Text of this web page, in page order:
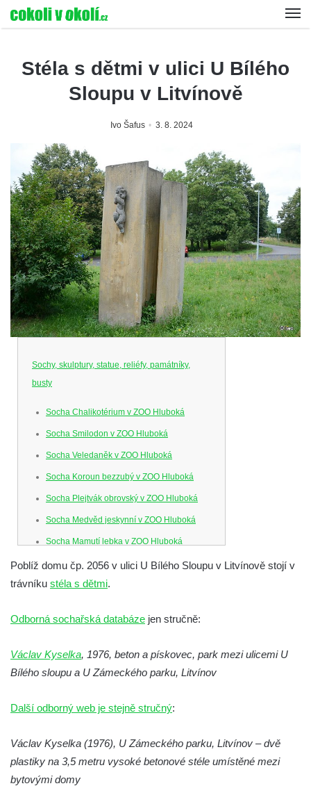
Stéla s dětmi v ulici U Bílého
Sloupu v Litvínově
Ivo Šafus 3. 8. 2024
Sochy, skulptury, statue, reliéfy, památníky,
busty
Socha Chalikotérium v ZOO Hluboká
Socha Smilodon v ZOO Hluboká
Socha Veledaněk v ZOO Hluboká
Socha Koroun bezzubý v ZOO Hluboká
Socha Plejtvák obrovský v ZOO Hluboká
Socha Medvěd jeskynní v ZOO Hluboká
Socha Mamutí lebka v ZOO Hluboká
Socha Mamut srstnatý v ZOO Hluboká
Socha Orel v ZOO Hluboká
Socha Přátelství v ZOO Hluboká
Socha Matka příroda v ZOO Hluboká
Socha Lišky v ZOO Hluboká
Socha Vlčice s mládětem v ZOO Hluboká
Socha Orlice v ZOO Hluboká
Socha Tygr v ZOO Hluboká
Poblíž domu čp. 2056 v ulici U Bílého Sloupu v Litvínově stojí v
trávníku stéla s dětmi.
Odborná sochařská databáze jen stručně:
Václav Kyselka, 1976, beton a pískovec, park mezi ulicemi U
Bílého sloupu a U Zámeckého parku, Litvínov
Další odborný web je stejně stručný:
Václav Kyselka (1976), U Zámeckého parku, Litvínov – dvě
plastiky na 3,5 metru vysoké betonové stéle umístěné mezi
bytovými domy